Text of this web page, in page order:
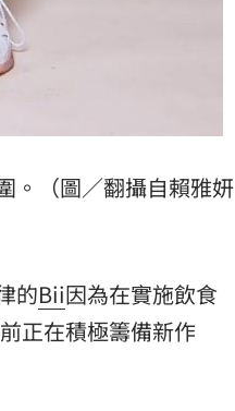
。（圖／翻攝自賴雅妍
的Bii因為在實施飲食
正在積極籌備新作